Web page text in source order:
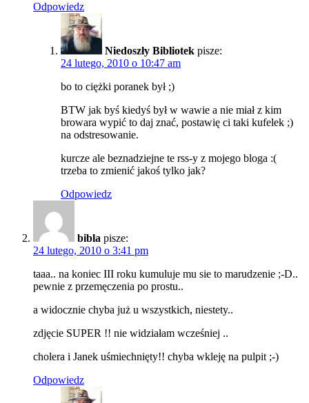
Odpowiedz
Niedoszły Bibliotek pisze:
24 lutego, 2010 o 10:47 am
bo to ciężki poranek był ;)
BTW jak byś kiedyś był w wawie a nie miał z kim
browara wypić to daj znać, postawię ci taki kufelek ;)
na odstresowanie.
kurcze ale beznadziejne te rss-y z mojego bloga :(
trzeba to zmienić jakoś tylko jak?
Odpowiedz
bibla pisze:
24 lutego, 2010 o 3:41 pm
taaa.. na koniec III roku kumuluje mu sie to marudzenie ;-D..
pewnie z przemęczenia po prostu..
a widocznie chyba już u wszystkich, niestety..
zdjęcie SUPER !! nie widziałam wcześniej ..
cholera i Janek uśmiechnięty!! chyba wkleję na pulpit ;-)
Odpowiedz